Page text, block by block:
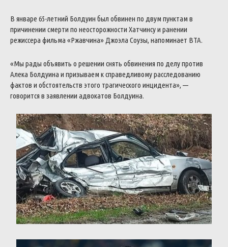
В январе 65-летний Болдуин был обвинен по двум пунктам в
причинении смерти по неосторожности Хатчинсу и ранении
режиссера фильма «Ржавчина» Джоэла Соузы, напоминает BTA.
«Мы рады объявить о решении снять обвинения по делу против
Алека Болдуина и призываем к справедливому расследованию
фактов и обстоятельств этого трагического инцидента», —
говорится в заявлении адвокатов Болдуина.